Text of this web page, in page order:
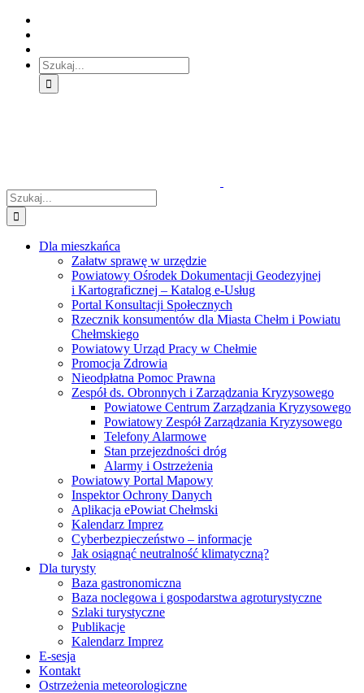
Skip
Treść
główna
Skip
Menu
główne
Skip
Menu
dodatkowe
Szukaj
Szukaj
Dla mieszkańca
Załatw sprawę w urzędzie
Powiatowy Ośrodek Dokumentacji Geodezyjnej
i Kartograficznej – Katalog e-Usług
Portal Konsultacji Społecznych
Rzecznik konsumentów dla Miasta Chełm i Powiatu
Chełmskiego
Powiatowy Urząd Pracy w Chełmie
Promocja Zdrowia
Nieodpłatna Pomoc Prawna
Zespół ds. Obronnych i Zarządzania Kryzysowego
Powiatowe Centrum Zarządzania Kryzysowego
Powiatowy Zespół Zarządzania Kryzysowego
Telefony Alarmowe
Stan przejezdności dróg
Alarmy i Ostrzeżenia
Powiatowy Portal Mapowy
Inspektor Ochrony Danych
Aplikacja ePowiat Chełmski
Kalendarz Imprez
Cyberbezpieczeństwo – informacje
Jak osiągnąć neutralność klimatyczną?
Dla turysty
Baza gastronomiczna
Baza noclegowa i gospodarstwa agroturystyczne
Szlaki turystyczne
Publikacje
Kalendarz Imprez
E-sesja
Kontakt
Ostrzeżenia meteorologiczne